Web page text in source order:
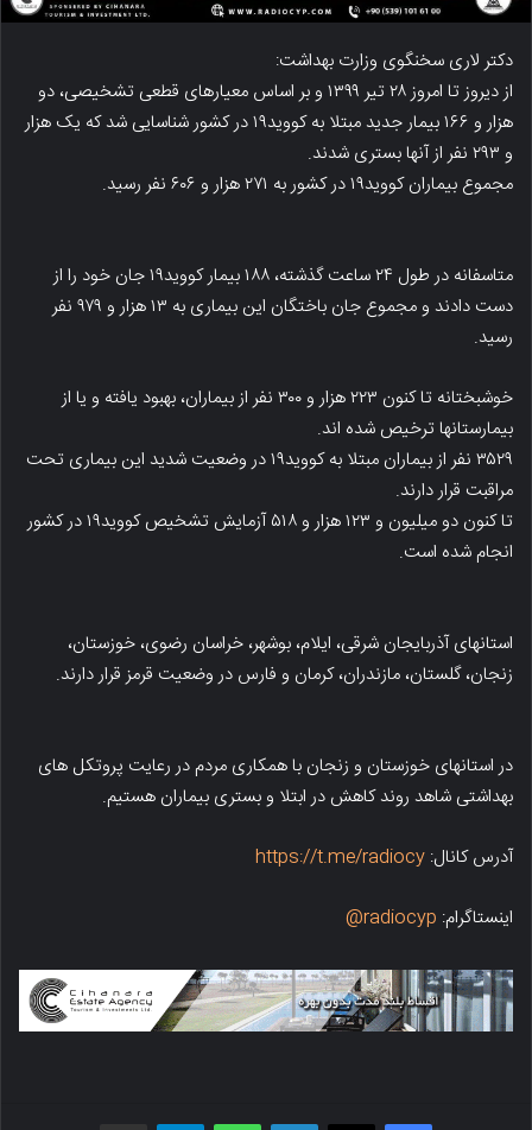
دکتر لاری سخنگوی وزارت بهداشت:
از دیروز تا امروز ۲۸ تیر ۱۳۹۹ و بر اساس معیارهای قطعی تشخیصی، دو
هزار و ۱۶۶ بیمار جدید مبتلا به کووید۱۹ در کشور شناسایی شد که یک هزار
و ۲۹۳ نفر از آنها بستری شدند.
مجموع بیماران کووید۱۹ در کشور به ۲۷۱ هزار و ۶۰۶ نفر رسید.
متاسفانه در طول ۲۴ ساعت گذشته، ۱۸۸ بیمار کووید۱۹ جان خود را از
دست دادند و مجموع جان باختگان این بیماری به ۱۳ هزار و ۹۷۹ نفر
رسید.
خوشبختانه تا کنون ۲۲۳ هزار و ۳۰۰ نفر از بیماران، بهبود یافته و یا از
بیمارستانها ترخیص شده اند.
۳۵۲۹ نفر از بیماران مبتلا به کووید۱۹ در وضعیت شدید این بیماری تحت
مراقبت قرار دارند.
تا کنون دو میلیون و ۱۲۳ هزار و ۵۱۸ آزمایش تشخیص کووید۱۹ در کشور
انجام شده است.
استانهای آذربایجان شرقی، ایلام، بوشهر، خراسان رضوی، خوزستان،
زنجان، گلستان، مازندران، کرمان و فارس در وضعیت قرمز قرار دارند.
در استانهای خوزستان و زنجان با همکاری مردم در رعایت پروتکل های
بهداشتی شاهد روند کاهش در ابتلا و بستری بیماران هستیم.
آدرس کانال: https://t.me/radiocy
اینستاگرام: radiocyp@
فیسبوک X لینکدین واتس اپ تلگرام